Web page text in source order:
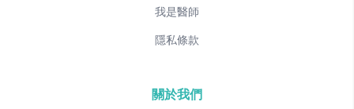
我是醫師
隱私條款
關於我們